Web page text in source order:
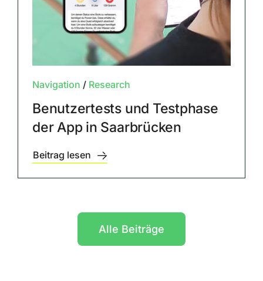
Navigation / Research
Benutzertests und Testphase
der App in Saarbrücken
Beitrag lesen
Alle Beiträge